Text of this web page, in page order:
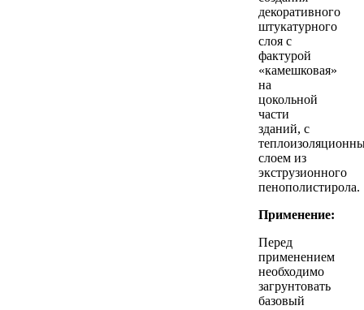
декоративного
штукатурного
слоя с
фактурой
«камешковая»
на
цокольной
части
зданий, с
слоем из
экструзионного
пенополистирола.
Применение:
Перед
применением
необходимо
загрунтовать
базовый